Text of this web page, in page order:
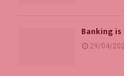
Banking
29/04/